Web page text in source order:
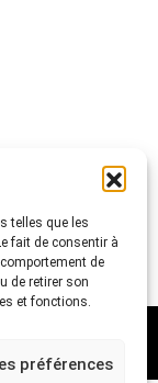
telles que les
fait de consentir à
de
de retirer son
et fonctions.
préférences